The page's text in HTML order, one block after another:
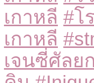
เกาหลี #โ
เกาหลี
เจนซี่ศัลย